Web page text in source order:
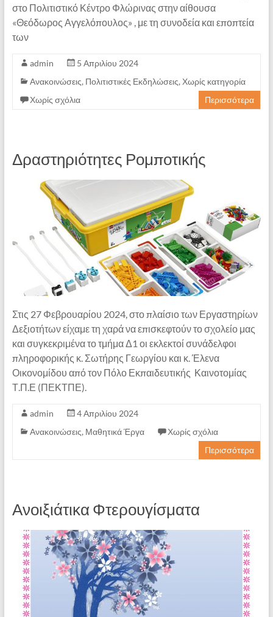
στο Πολιτιστικό Κέντρο Φλώρινας στην αίθουσα
«Θεόδωρος Αγγελόπουλος» , με τη συνοδεία και εποπτεία
των
admin
5 Απριλίου 2024
Ανακοινώσεις, Πολιτιστικές Εκδηλώσεις, Χωρίς κατηγορία
Χωρίς σχόλια
Περισσότερα
Δραστηριότητες Ρομποτικής
Στις 27 Φεβρουαρίου 2024, στο πλαίσιο των Εργαστηρίων
Δεξιοτήτων είχαμε τη χαρά να επισκεφτούν το σχολείο μας
και συγκεκριμένα το τμήμα Δ1 οι εκλεκτοί συνάδελφοι
πληροφορικής κ. Σωτήρης Γεωργίου και κ. Έλενα
Οικονομίδου από τον Πόλο Εκπαιδευτικής Καινοτομίας
Τ.Π.Ε (ΠΕΚΤΠΕ).
admin
4 Απριλίου 2024
Ανακοινώσεις, Μαθητικά Έργα
Χωρίς σχόλια
Περισσότερα
Ανοιξιάτικα Φτερουγίσματα